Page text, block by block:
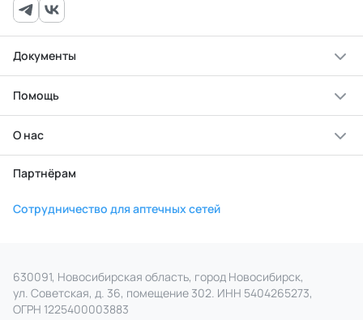
Документы
Помощь
О нас
Партнёрам
Сотрудничество для аптечных сетей
630091, Новосибирская область, город Новосибирск,
ул. Советская, д. 36, помещение 302. ИНН 5404265273,
ОГРН 1225400003883